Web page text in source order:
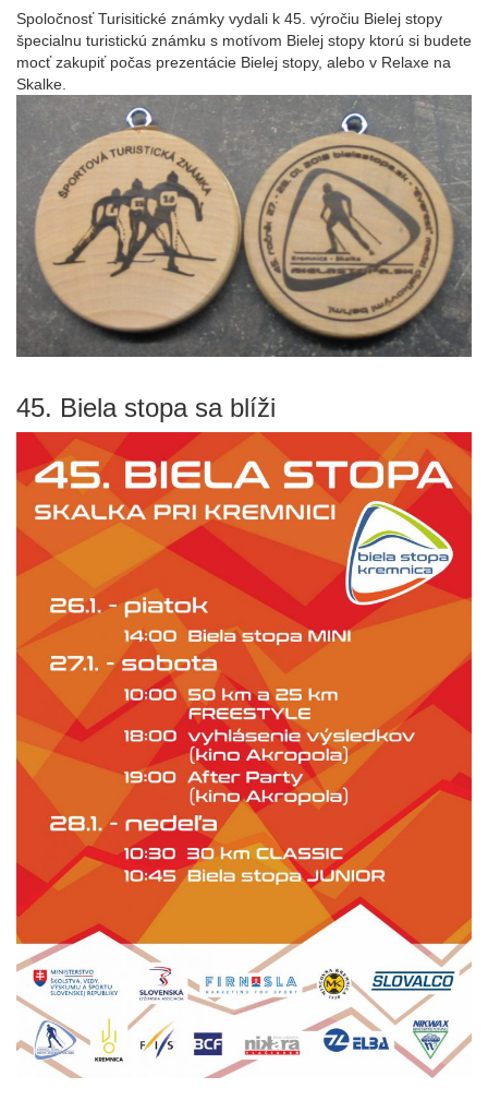
Spoločnosť Turisitické známky vydali k 45. výročiu Bielej stopy
špecialnu turistickú známku s motívom Bielej stopy ktorú si budete
mocť zakupiť počas prezentácie Bielej stopy, alebo v Relaxe na
Skalke.
45. Biela stopa sa blíži